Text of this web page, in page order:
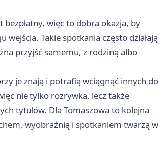
więc to dobra okazja, by
Takie spotkania często działają
przyjść samemu, z rodziną albo
je znają i potrafią wciągnąć innych do
nie tylko rozrywka, lecz także
tytułów. Dla Tomaszowa to kolejna
wyobraźnią i spotkaniem twarzą w